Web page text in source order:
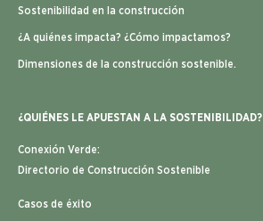
Sostenibilidad en la construcción
¿A quiénes impacta? ¿Cómo impactamos?
Dimensiones de la construcción sostenible.
¿QUIÉNES LE APUESTAN A LA SOSTENIBILIDAD?
Conexión Verde:
Directorio de Construcción Sostenible
Casos de éxito